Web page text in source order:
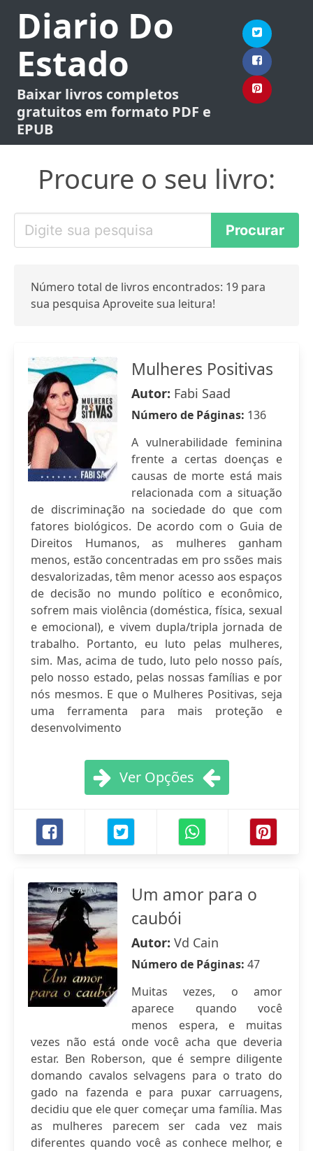
Diario Do
Estado
Baixar livros completos
gratuitos em formato PDF e
EPUB
Procure o seu livro:
Número total de livros encontrados: 19 para
sua pesquisa Aproveite sua leitura!
Mulheres Positivas
Autor: Fabi Saad
Número de Páginas: 136
A vulnerabilidade feminina
frente a certas doenças e
causas de morte está mais
relacionada com a situação
de discriminação na sociedade do que com
fatores biológicos. De acordo com o Guia de
Direitos Humanos, as mulheres ganham
menos, estão concentradas em pro ssões mais
desvalorizadas, têm menor acesso aos espaços
de decisão no mundo político e econômico,
sofrem mais violência (doméstica, física, sexual
e emocional), e vivem dupla/tripla jornada de
trabalho. Portanto, eu luto pelas mulheres,
sim. Mas, acima de tudo, luto pelo nosso país,
pelo nosso estado, pelas nossas famílias e por
nós mesmos. E que o Mulheres Positivas, seja
uma ferramenta para mais proteção e
desenvolvimento
Ver Opções
Um amor para o
caubói
Autor: Vd Cain
Número de Páginas: 47
Muitas vezes, o amor
aparece quando você
menos espera, e muitas
vezes não está onde você acha que deveria
estar. Ben Roberson, que é sempre diligente
domando cavalos selvagens para o trato do
gado na fazenda e para puxar carruagens,
decidiu que ele quer começar uma família. Mas
as mulheres parecem ser cada vez mais
diferentes quando você as conhece melhor, e